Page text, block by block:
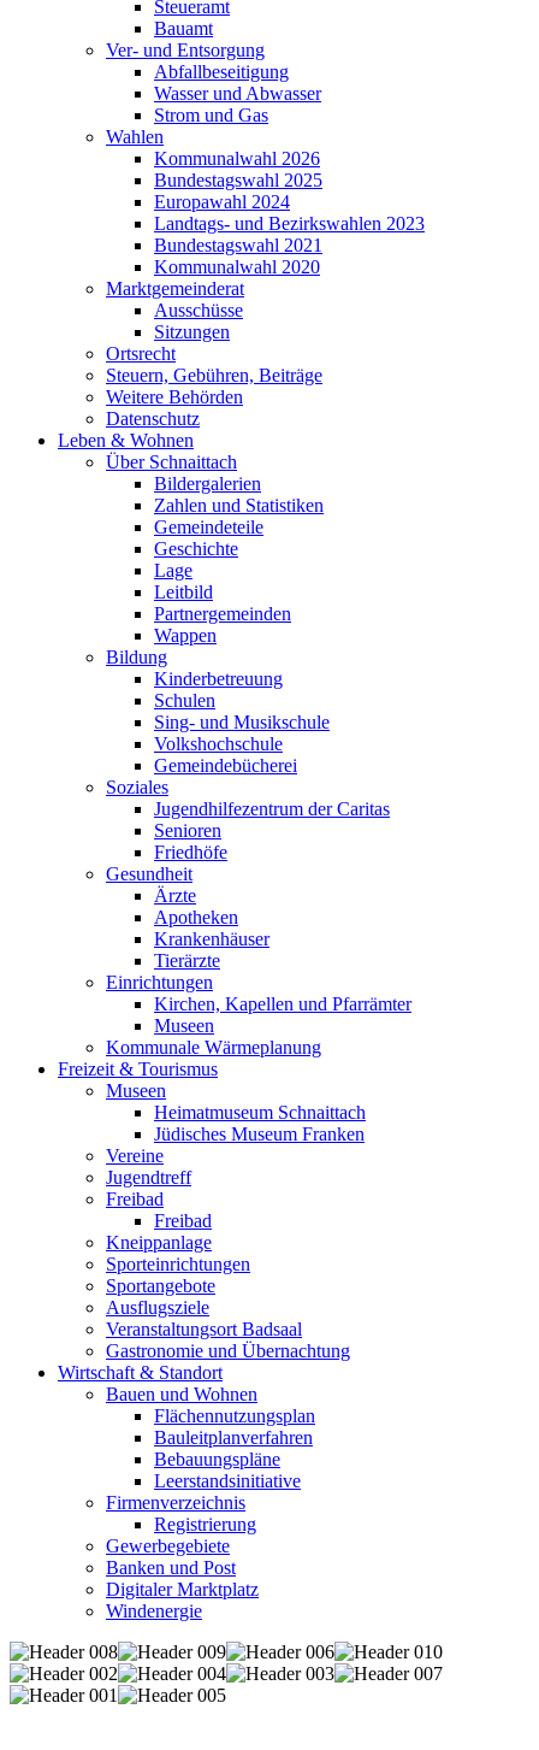
Steueramt
Bauamt
Ver- und Entsorgung
Abfallbeseitigung
Wasser und Abwasser
Strom und Gas
Wahlen
Kommunalwahl 2026
Bundestagswahl 2025
Europawahl 2024
Landtags- und Bezirkswahlen 2023
Bundestagswahl 2021
Kommunalwahl 2020
Marktgemeinderat
Ausschüsse
Sitzungen
Ortsrecht
Steuern, Gebühren, Beiträge
Weitere Behörden
Datenschutz
Leben & Wohnen
Über Schnaittach
Bildergalerien
Zahlen und Statistiken
Gemeindeteile
Geschichte
Lage
Leitbild
Partnergemeinden
Wappen
Bildung
Kinderbetreuung
Schulen
Sing- und Musikschule
Volkshochschule
Gemeindebücherei
Soziales
Jugendhilfezentrum der Caritas
Senioren
Friedhöfe
Gesundheit
Ärzte
Apotheken
Krankenhäuser
Tierärzte
Einrichtungen
Kirchen, Kapellen und Pfarrämter
Museen
Kommunale Wärmeplanung
Freizeit & Tourismus
Museen
Heimatmuseum Schnaittach
Jüdisches Museum Franken
Vereine
Jugendtreff
Freibad
Freibad
Kneippanlage
Sporteinrichtungen
Sportangebote
Ausflugsziele
Veranstaltungsort Badsaal
Gastronomie und Übernachtung
Wirtschaft & Standort
Bauen und Wohnen
Flächennutzungsplan
Bauleitplanverfahren
Bebauungspläne
Leerstandsinitiative
Firmenverzeichnis
Registrierung
Gewerbegebiete
Banken und Post
Digitaler Marktplatz
Windenergie